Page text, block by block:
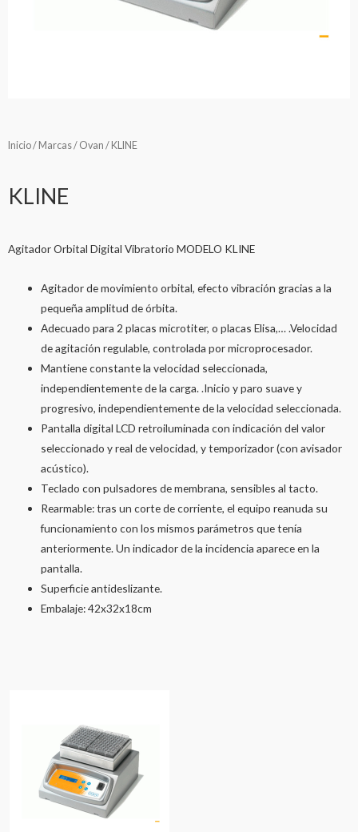
Inicio/ Marcas/ Ovan / KLINE
KLINE
Agitador Orbital Digital Vibratorio MODELO KLINE
Agitador de movimiento orbital, efecto vibración gracias a la
pequeña amplitud de órbita.
Adecuado para 2 placas microtiter, o placas Elisa,… .Velocidad
de agitación regulable, controlada por microprocesador.
Mantiene constante la velocidad seleccionada,
independientemente de la carga. .Inicio y paro suave y
progresivo, independientemente de la velocidad seleccionada.
Pantalla digital LCD retroiluminada con indicación del valor
seleccionado y real de velocidad, y temporizador (con avisador
acústico).
Teclado con pulsadores de membrana, sensibles al tacto.
Rearmable: tras un corte de corriente, el equipo reanuda su
funcionamiento con los mismos parámetros que tenía
anteriormente. Un indicador de la incidencia aparece en la
pantalla.
Superficie antideslizante.
Embalaje: 42x32x18cm